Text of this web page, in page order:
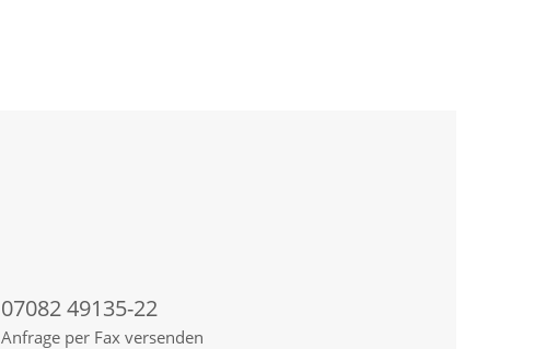
07082 49135-22
Anfrage per Fax versenden